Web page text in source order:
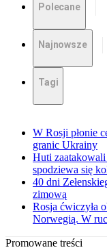
Polecane
Najnowsze
Tagi
W Rosji płonie
granic Ukrainy
Huti
spodziewa się
40 dni
zimową
Rosja ćwiczyła
Norwegią. W
Promowane treści